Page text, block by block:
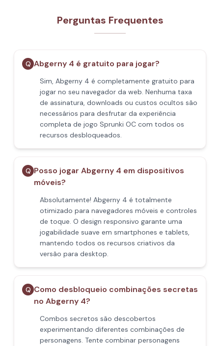
Perguntas Frequentes
Q Abgerny 4 é gratuito para jogar?
Sim, Abgerny 4 é completamente gratuito para
jogar no seu navegador da web. Nenhuma taxa
de assinatura, downloads ou custos ocultos são
necessários para desfrutar da experiência
completa de jogo Sprunki OC com todos os
recursos desbloqueados.
Q Posso jogar Abgerny 4 em dispositivos
móveis?
Absolutamente! Abgerny 4 é totalmente
otimizado para navegadores móveis e controles
de toque. O design responsivo garante uma
jogabilidade suave em smartphones e tablets,
mantendo todos os recursos criativos da
versão para desktop.
Q Como desbloqueio combinações secretas
no Abgerny 4?
Combos secretos são descobertos
experimentando diferentes combinações de
personagens. Tente combinar personagens